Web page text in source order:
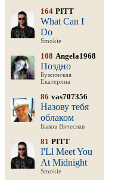
164 PITT
What Can I
Do
Smokie
108 Angela1968
Поздно
Бужинская
Екатерина
86 vas707356
Назову тебя
облаком
Быков Вячеслав
81 PITT
I'Ll Meet You
At Midnight
Smokie